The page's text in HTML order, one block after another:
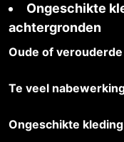
Ongeschikte
achtergronden
Oude of
Te veel
Ongeschikte